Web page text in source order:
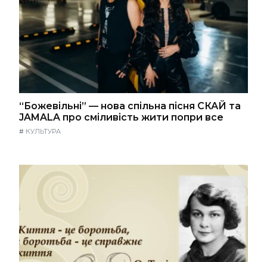
“Божевільні” — нова спільна пісня СКАЙ та
JAMALA про сміливість жити попри все
# КУЛЬТУРА